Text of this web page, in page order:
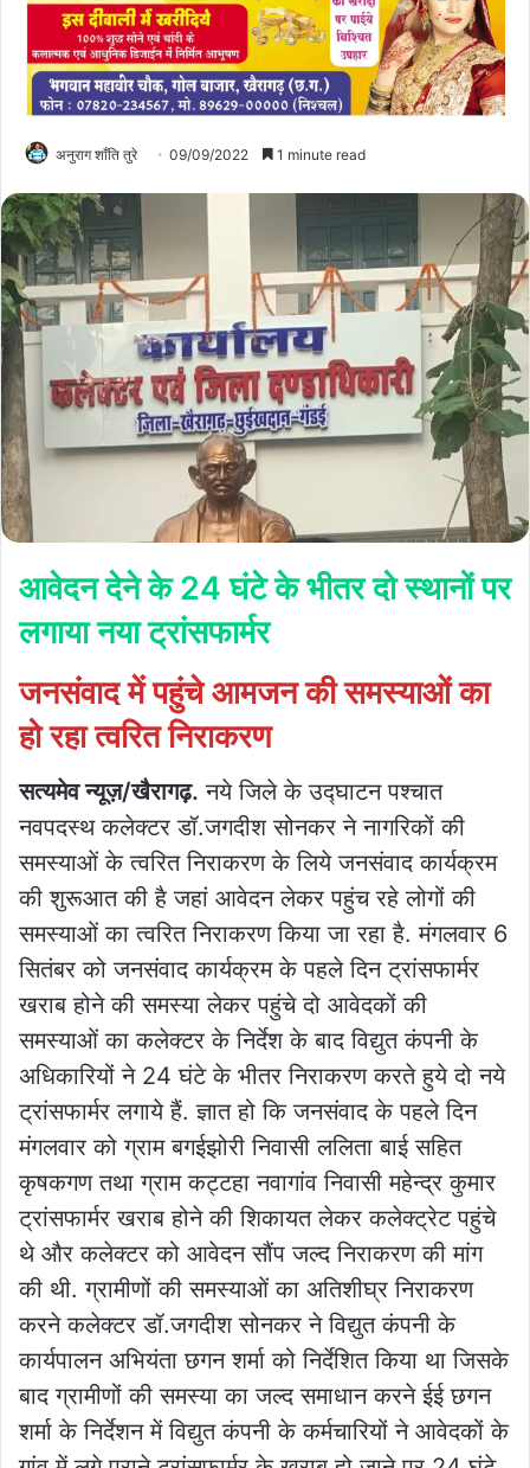
अनुराग शाँति तुरे 09/09/2022 1 minute read
आवेदन देने के 24 घंटे के भीतर दो स्थानों पर
लगाया नया ट्रांसफार्मर
जनसंवाद में पहुंचे आमजन की समस्याओं का
हो रहा त्वरित निराकरण
सत्यमेव न्यूज़/खैरागढ़. नये जिले के उद्घाटन पश्चात
नवपदस्थ कलेक्टर डॉ.जगदीश सोनकर ने नागरिकों की
समस्याओं के त्वरित निराकरण के लिये जनसंवाद कार्यक्रम
की शुरूआत की है जहां आवेदन लेकर पहुंच रहे लोगों की
समस्याओं का त्वरित निराकरण किया जा रहा है. मंगलवार 6
सितंबर को जनसंवाद कार्यक्रम के पहले दिन ट्रांसफार्मर
खराब होने की समस्या लेकर पहुंचे दो आवेदकों की
समस्याओं का कलेक्टर के निर्देश के बाद विद्युत कंपनी के
अधिकारियों ने 24 घंटे के भीतर निराकरण करते हुये दो नये
ट्रांसफार्मर लगाये हैं. ज्ञात हो कि जनसंवाद के पहले दिन
मंगलवार को ग्राम बगईझोरी निवासी ललिता बाई सहित
कृषकगण तथा ग्राम कट्टहा नवागांव निवासी महेन्द्र कुमार
ट्रांसफार्मर खराब होने की शिकायत लेकर कलेक्ट्रेट पहुंचे
थे और कलेक्टर को आवेदन सौंप जल्द निराकरण की मांग
की थी. ग्रामीणों की समस्याओं का अतिशीघ्र निराकरण
करने कलेक्टर डॉ.जगदीश सोनकर ने विद्युत कंपनी के
कार्यपालन अभियंता छगन शर्मा को निर्देशित किया था जिसके
बाद ग्रामीणों की समस्या का जल्द समाधान करने ईई छगन
शर्मा के निर्देशन में विद्युत कंपनी के कर्मचारियों ने आवेदकों के